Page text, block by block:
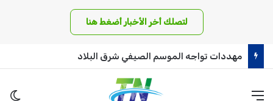
لتصلك أخر الأخبار أضغط هنا
مهددات تواجه الموسم الصيفي شرق البلاد
القائمة